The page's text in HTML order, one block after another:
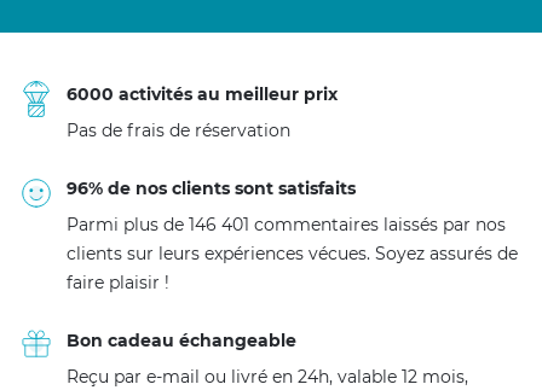
6000 activités au meilleur prix
Pas de frais de réservation
96% de nos clients sont satisfaits
Parmi plus de 146 401 commentaires laissés par nos
clients sur leurs expériences vécues. Soyez assurés de
faire plaisir !
Bon cadeau échangeable
Reçu par e-mail ou livré en 24h, valable 12 mois,